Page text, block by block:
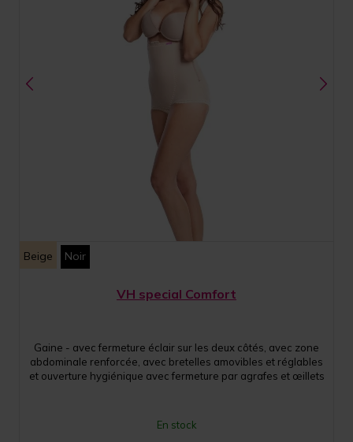
Beige Noir
VH special Comfort
Gaine - avec fermeture éclair sur les deux côtés, avec zone
abdominale renforcée, avec bretelles amovibles et réglables
et ouverture hygiénique avec fermeture par agrafes et œillets
En stock